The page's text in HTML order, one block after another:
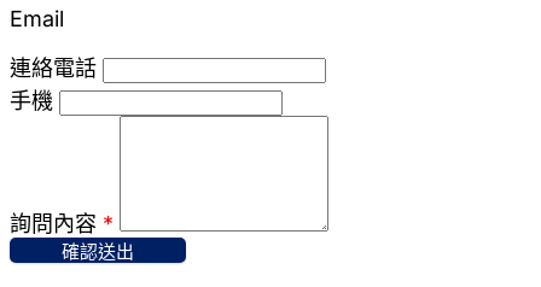
Email
連絡電話
手機
詢問內容 *
確認送出